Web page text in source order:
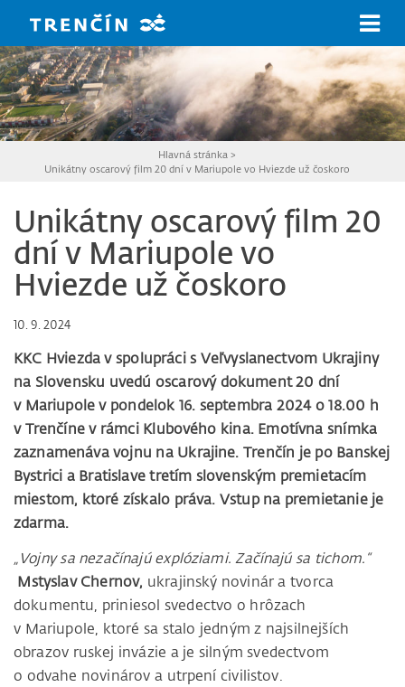
Hlavná stránka >
Unikátny oscarový film 20 dní v Mariupole vo Hviezde už čoskoro
Unikátny oscarový film 20
dní v Mariupole vo
Hviezde už čoskoro
10. 9. 2024
KKC Hviezda v spolupráci s Veľvyslanectvom Ukrajiny
na Slovensku uvedú oscarový dokument 20 dní
v Mariupole v pondelok 16. septembra 2024 o 18.00 h
v Trenčíne v rámci Klubového kina. Emotívna snímka
zaznamenáva vojnu na Ukrajine. Trenčín je po Banskej
Bystrici a Bratislave tretím slovenským premietacím
miestom, ktoré získalo práva. Vstup na premietanie je
zdarma.
„Vojny sa nezačínajú explóziami. Začínajú sa tichom.“
Mstyslav Chernov, ukrajinský novinár a tvorca
dokumentu, priniesol svedectvo o hrôzach
v Mariupole, ktoré sa stalo jedným z najsilnejších
obrazov ruskej invázie a je silným svedectvom
o odvahe novinárov a utrpení civilistov.